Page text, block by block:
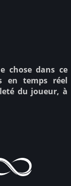
chose dans ce
en temps réel
du joueur, à